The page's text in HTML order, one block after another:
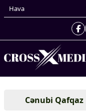
Hava
Gündəm
Cənubi Qafqaz